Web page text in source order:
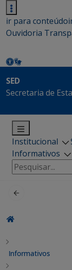
ir para conteúdo
Ouvidoria
SED
Secretaria de
Institucional
Informativos
Pesquisar
por:
Informativos